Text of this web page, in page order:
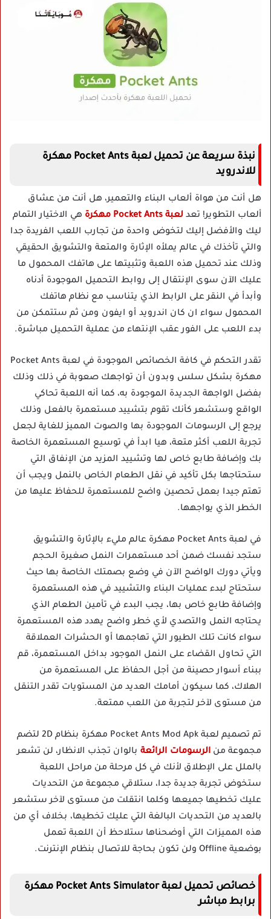
نبذة سريعة عن تحميل لعبة Pocket Ants مهكرة
للاندرويد
هل أنت من هواة ألعاب البناء والتعمير، هل أنت من عشاق
ألعاب التطوير! تعد لعبة Pocket Ants مهكرة
هي الاختيار التمام
ليك والأفضل إليك لتخوض واحدة من تجارب اللعب الفريدة جدا
والتي تأخذك في عالم يملأه الإثارة والمتعة والتشويق الحقيقي
وذلك عند تحميل هذه اللعبة وتثبيتها على هاتفك المحمول ما
عليك الآن سوى الإنتقال إلى روابط التحميل الموجودة أدناه
وأبدأ في النقر على الرابط الذي يتناسب مع نظام هاتفك
المحمول سواء ان كان اندرويد أو ايفون ومن ثم ستتمكن من
بدء اللعب على الفور عقب الإنتهاء من عملية التحميل مباشرة.
تقدر التحكم في كافة الخصائص الموجودة في لعبة Pocket Ants
مهكرة بشكل سلس وبدون أن تواجهك صعوبة في ذلك وذلك
بفضل الواجهة الجديدة الموجودة به، كما أنه اللعبة تحاكي
الواقع وستشعر كأنك تقوم بتشييد مستعمرة بالفعل وذلك
يرجع إلى الرسومات الموجودة بها والصوت المميز للغاية لجعل
تجربة اللعب أكثر متعة، هيا ابدأ في توسيع المستعمرة الخاصة
بك وإضافة طابع خاص لها وتشييد المزيد من الإنفاق التي
ستحتاجها بكل تأكيد في نقل الطعام الخاص بالنمل ويجب أن
تهتم جيدا بعمل تحصين واضح للمستعمرة للحفاظ عليها من
الخطر الذي يواجهها.
في لعبة Pocket Ants مهكرة عالم مليء بالإثارة والتشويق
ستجد نفسك ضمن أحد مستعمرات النمل صغيرة الحجم
ويأتي دورك الواضح الآن في وضع بصمتك الخاصة بها حيث
ستحتاج لبدء عمليات البناء والتشييد في هذه المستعمرة
وإضافة طابع خاص بها، يجب البدء في تأمين الطعام الذي
يحتاجه النمل والتصدي لأي خطر واضح يهدد هذه المستعمرة
سواء كانت تلك الطيور التي تهاجمها أو الحشرات العملاقة
التي تحاول القضاء على النمل الموجود بداخل المستعمرة، قم
ببناء أسوار حصينة من أجل الحفاظ على المستعمرة من
الهلاك، كما سيكون أمامك العديد من المستويات تقدر التنقل
من مستوى لآخر لتجربة من اللعب ممتعة.
تم تصميم لعبة Pocket Ants Mod Apk مهكرة بنظام 2D لتضم
مجموعة من الرسومات الرائعة بالوان تجذب الانظار، لن تشعر
بالملل على الإطلاق لأنك في كل مرحلة من مراحل اللعبة
ستخوض تجربة جديدة جدا، ستلاقي مجموعة من التحديات
عليك تخطيها جميعها وكلما انتقلت من مستوى لآخر ستشعر
بالعديد من التحديات البالغة التي عليك تخطيها، بخلاف أي من
هذه المميزات التي أوضحناها ستلاحظ أن اللعبة تعمل
بوضعية Offline ولن تكون بحاجة للاتصال بنظام الإنترنت.
خصائص تحميل لعبة Pocket Ants Simulator مهكرة
برابط مباشر